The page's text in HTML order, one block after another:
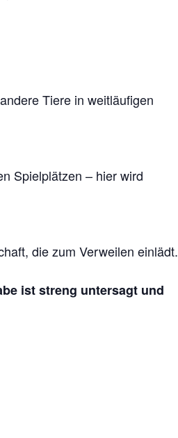
Tiere in weitläufigen
Spielplätzen – hier wird
die zum Verweilen einlädt.
ist streng untersagt und